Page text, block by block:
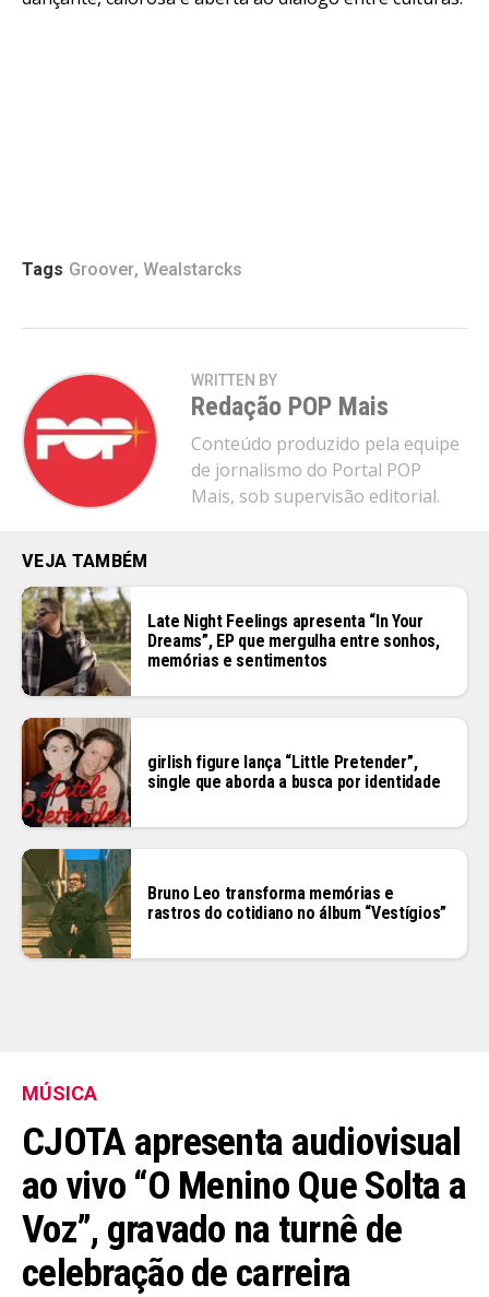
Tags Groover, Wealstarcks
WRITTEN BY
Redação POP Mais
Conteúdo produzido pela equipe
de jornalismo do Portal POP
Mais, sob supervisão editorial.
VEJA TAMBÉM
Late Night Feelings apresenta “In Your
Dreams”, EP que mergulha entre sonhos,
memórias e sentimentos
girlish figure lança “Little Pretender”,
single que aborda a busca por identidade
Bruno Leo transforma memórias e
rastros do cotidiano no álbum “Vestígios”
MÚSICA
CJOTA apresenta audiovisual
ao vivo “O Menino Que Solta a
Voz”, gravado na turnê de
celebração de carreira